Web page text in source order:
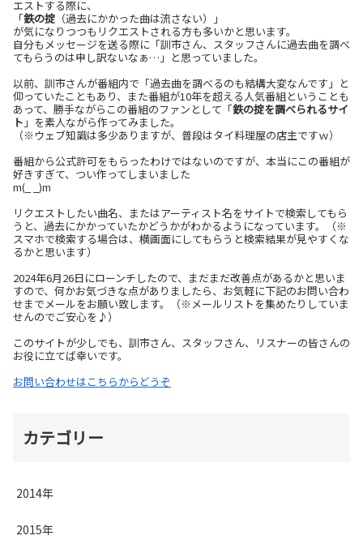
エストする際に、
「鉄の掟 （過去にかかった曲は流さない）」
が気になりつつもリクエストされる方も多いかと思います。
自分もメッセージを送る際に「訓市さん、スタッフさんに過去曲を調べ
てもらうのは申し訳ないなぁ…」と思っていました。
以前、訓市さんが番組内で「過去曲を調べるのも結構大変なんです」と
仰っていたこともあり、また番組が10年を超える人気番組ということも
あって、勝手ながらこの番組のファンとして「鉄の掟を調べられるサイ
ト 」を素人ながら作ってみました。
（※ウェブ知識は多少ありますが、普段はタイ料理屋の店主ですｗ）
番組から公式許可をもらったわけではないのですが、本当にこの番組が
好きすぎて、つい作ってしまいました
m(_ _)m
リクエストしたい曲名、またはアーティスト名をサイトで検索してもら
うと、過去にかかっていたかどうかがわかるようになっています。（※
スマホで検索する場合は、横画面にしてもらうと検索結果が見やすくな
るかと思います）
2024年6月26日にローンチしたので、まだまだ改善点があるかと思いま
すので、何かお気づきな点がありましたら、お気軽に下記のお問い合わ
せまでメールをお願い致します。（※メールリストを集めたりしていま
せんのでご安心を♪）
このサイトが少しでも、訓市さん、スタッフさん、リスナーの皆さんの
お役に立てば幸いです。
お問い合わせはこちらからどうぞ
カテゴリー
2014年
2015年